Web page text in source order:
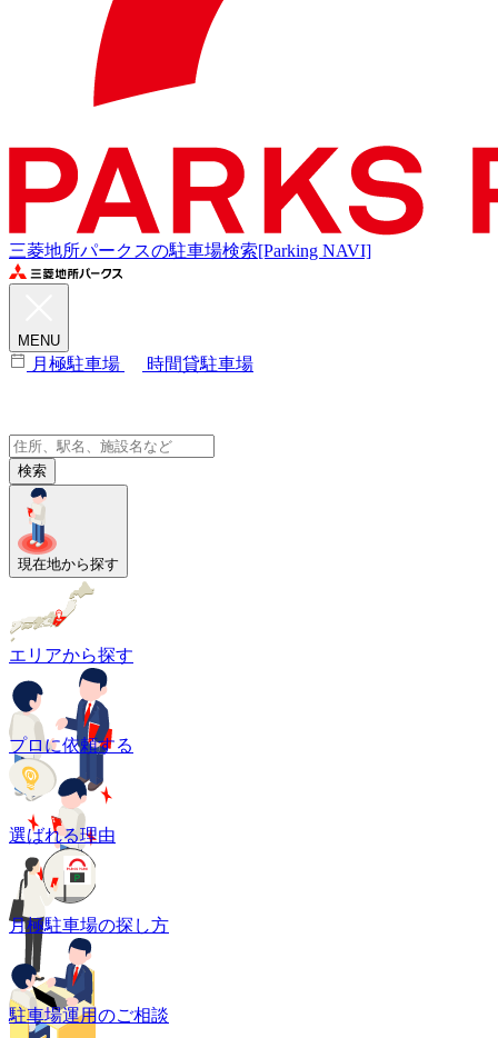
三菱地所パークスの駐車場検索[Parking NAVI]
MENU
月極駐車場 時間貸駐車場
検索
現在地から探す
エリアから探す
プロに依頼する
選ばれる理由
月極駐車場の探し方
駐車場運用のご相談